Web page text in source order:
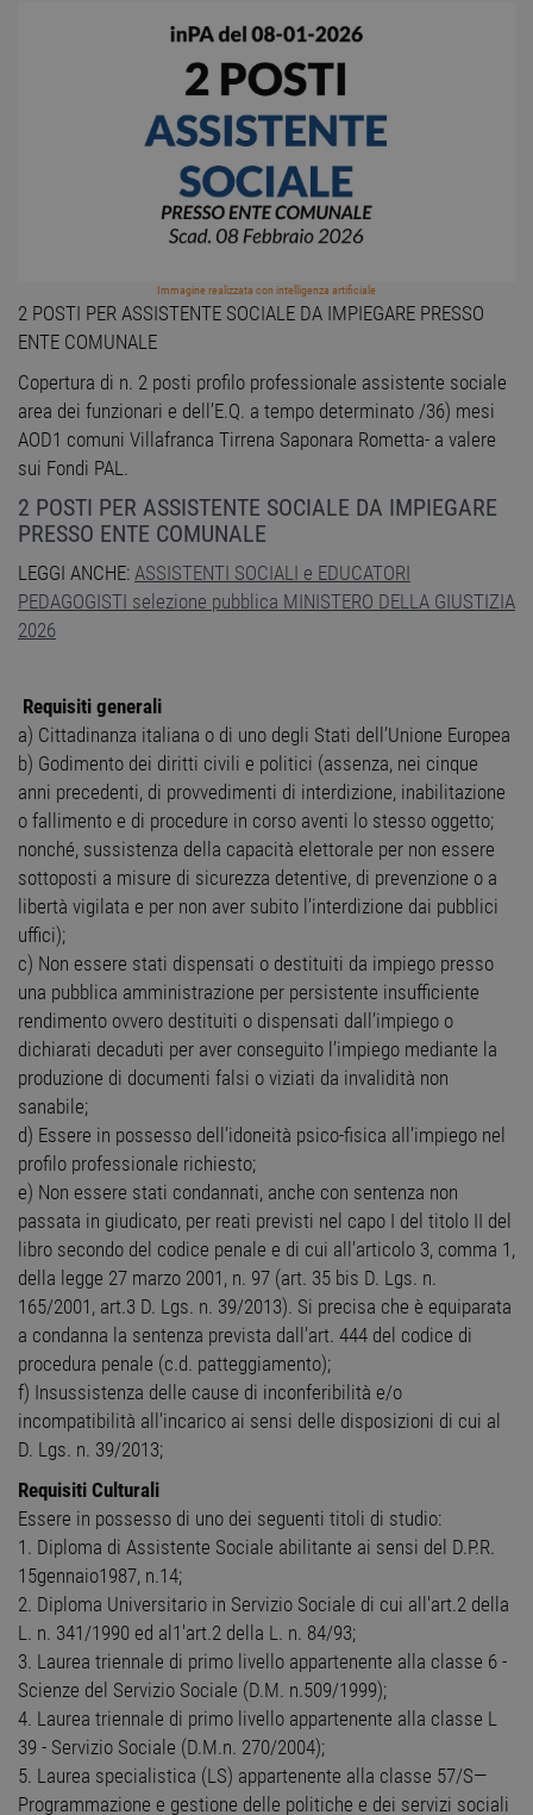
Immagine realizzata con intelligenza artificiale
2 POSTI PER ASSISTENTE SOCIALE DA IMPIEGARE PRESSO
ENTE COMUNALE
Copertura di n. 2 posti profilo professionale assistente sociale
area dei funzionari e dell’E.Q. a tempo determinato /36) mesi
AOD1 comuni Villafranca Tirrena Saponara Rometta- a valere
sui Fondi PAL.
2 POSTI PER ASSISTENTE SOCIALE DA IMPIEGARE
PRESSO ENTE COMUNALE
LEGGI ANCHE: ASSISTENTI SOCIALI e EDUCATORI
PEDAGOGISTI selezione pubblica MINISTERO DELLA GIUSTIZIA
2026
Requisiti generali
a) Cittadinanza italiana o di uno degli Stati dell’Unione Europea
b) Godimento dei diritti civili e politici (assenza, nei cinque
anni precedenti, di provvedimenti di interdizione, inabilitazione
o fallimento e di procedure in corso aventi lo stesso oggetto;
nonché, sussistenza della capacità elettorale per non essere
sottoposti a misure di sicurezza detentive, di prevenzione o a
libertà vigilata e per non aver subito l’interdizione dai pubblici
uffici);
c) Non essere stati dispensati o destituiti da impiego presso
una pubblica amministrazione per persistente insufficiente
rendimento ovvero destituiti o dispensati dall’impiego o
dichiarati decaduti per aver conseguito l’impiego mediante la
produzione di documenti falsi o viziati da invalidità non
sanabile;
d) Essere in possesso dell’idoneità psico-fisica all’impiego nel
profilo professionale richiesto;
e) Non essere stati condannati, anche con sentenza non
passata in giudicato, per reati previsti nel capo I del titolo II del
libro secondo del codice penale e di cui all’articolo 3, comma 1,
della legge 27 marzo 2001, n. 97 (art. 35 bis D. Lgs. n.
165/2001, art.3 D. Lgs. n. 39/2013). Si precisa che è equiparata
a condanna la sentenza prevista dall’art. 444 del codice di
procedura penale (c.d. patteggiamento);
f) Insussistenza delle cause di inconferibilità e/o
incompatibilità all’incarico ai sensi delle disposizioni di cui al
D. Lgs. n. 39/2013;
Requisiti Culturali
Essere in possesso di uno dei seguenti titoli di studio:
1. Diploma di Assistente Sociale abilitante ai sensi del D.P.R.
15gennaio1987, n.14;
2. Diploma Universitario in Servizio Sociale di cui all'art.2 della
L. n. 341/1990 ed al1'art.2 della L. n. 84/93;
3. Laurea triennale di primo livello appartenente alla classe 6 -
Scienze del Servizio Sociale (D.M. n.509/1999);
4. Laurea triennale di primo livello appartenente alla classe L
39 - Servizio Sociale (D.M.n. 270/2004);
5. Laurea specialistica (LS) appartenente alla classe 57/S—
Programmazione e gestione delle politiche e dei servizi sociali